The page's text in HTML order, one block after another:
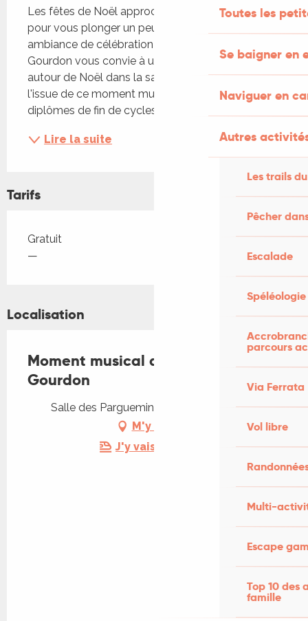
Toutes les
Se baigner en
Naviguer en
Autres
Les trails
Pêcher
Escalade
Spéléologie
parcours
Via Ferrata
Vol libre
Multi-
Escape
Top 10 des
famille
Les fêtes de Noël approchent à grand pas et
pour vous plonger un peu plus dans cette
ambiance de célébration l'École de musique de
Gourdon vous convie à un moment musical
autour de Noël dans la salle des Pargueminiers. A
l'issue de ce moment musical, remise des
diplômes de fin de cycles
Lire la suite
Tarifs
Tarifs 2026
Gratuit
—
Localisation
Moment musical de Noël à
Gourdon
Salle des Pargueminiers, 46300 Gourdon
M'y rendre
J'y vais en train !